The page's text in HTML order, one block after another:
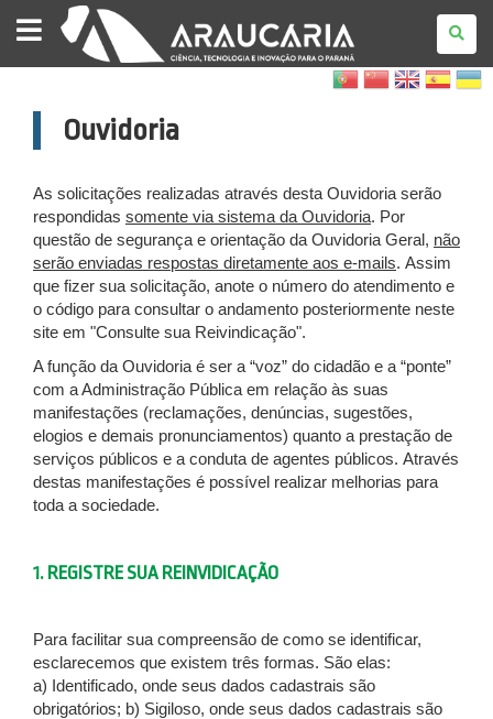
FUNDAÇÃO
ARAUCÁRIA
Ouvidoria
As solicitações realizadas através desta Ouvidoria serão
respondidas somente via sistema da Ouvidoria. Por
questão de segurança e orientação da Ouvidoria Geral, não
serão enviadas respostas diretamente aos e-mails. Assim
que fizer sua solicitação, anote o número do atendimento e
o código para consultar o andamento posteriormente neste
site em "Consulte sua Reivindicação".
A função da Ouvidoria é ser a “voz” do cidadão e a “ponte”
com a Administração Pública em relação às suas
manifestações (reclamações, denúncias, sugestões,
elogios e demais pronunciamentos) quanto a prestação de
serviços públicos e a conduta de agentes públicos. Através
destas manifestações é possível realizar melhorias para
toda a sociedade.
1. REGISTRE SUA REINVIDICAÇÃO
Para facilitar sua compreensão de como se identificar,
esclarecemos que existem três formas. São elas:
a) Identificado, onde seus dados cadastrais são
obrigatórios; b) Sigiloso, onde seus dados cadastrais são